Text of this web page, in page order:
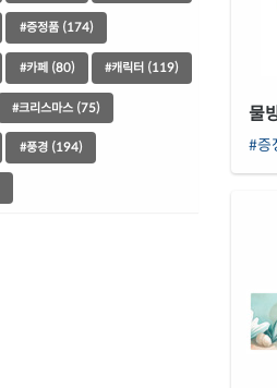
#증정품 (174)
#카페 (80) #캐릭터 (119)
#크리스마스 (75)
#풍경 (194)
물
#증